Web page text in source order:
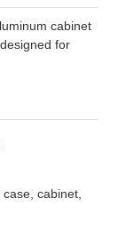
cabinet
for
cabinet,